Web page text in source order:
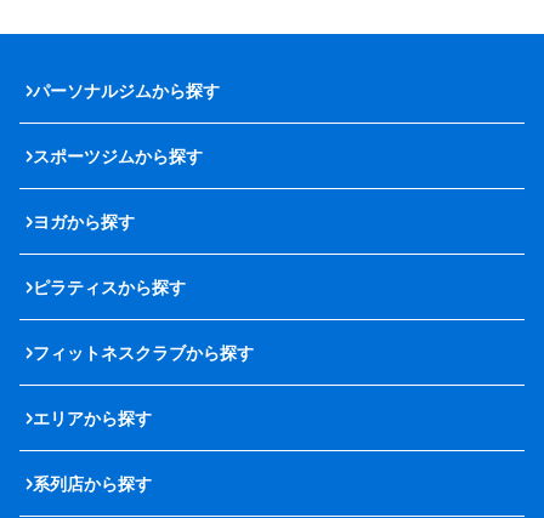
パーソナルジムから探す
スポーツジムから探す
ヨガから探す
ピラティスから探す
フィットネスクラブから探す
エリアから探す
系列店から探す